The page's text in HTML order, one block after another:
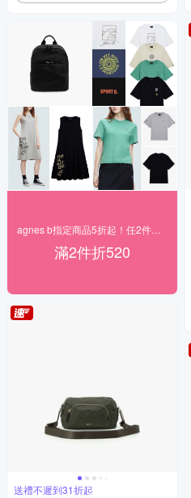
滿2件折520
送禮不遲到31折起